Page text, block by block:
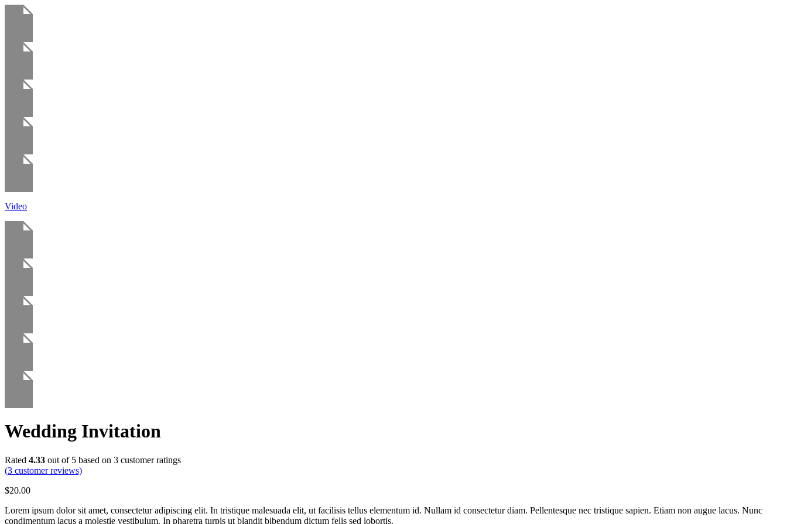
Video
Wedding Invitation
Rated 4.33 out of 5 based on 3 customer ratings
(3 customer reviews)
$20.00
Lorem ipsum dolor sit amet, consectetur adipiscing elit. In tristique malesuada elit, ut facilisis tellus elementum id. Nullam id consectetur diam. Pellentesque nec tristique sapien. Etiam non augue lacus. Nunc
condimentum lacus a molestie vestibulum. In pharetra turpis ut blandit bibendum dictum felis sed lobortis.